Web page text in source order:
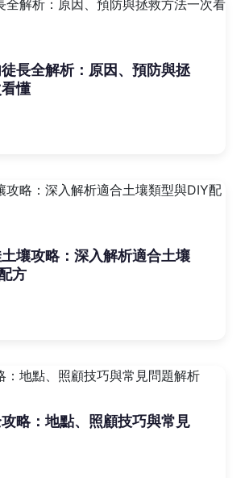
長全解析：原因、預防與拯
懂
壤攻略：深入解析適合土壤
方
略：地點、照顧技巧與常見